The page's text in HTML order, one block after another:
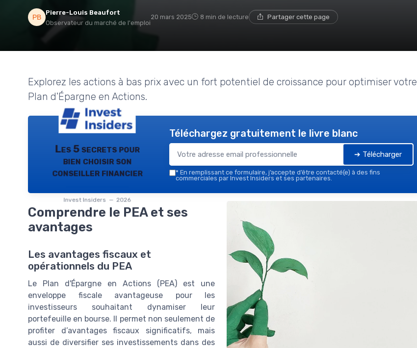
Pierre-Louis Beaufort
Observateur du marché de l'emploi
20 mars 2025 8 min de lecture Partager cette page
Explorez les actions à bas prix avec un fort potentiel de croissance pour optimiser votre
Plan d'Épargne en Actions.
Les 5 secrets pour
bien choisir son
conseiller financier
Invest Insiders — 2026
Téléchargez gratuitement le livre blanc
➔ Télécharger
* En remplissant ce formulaire, j’accepte d’être contacté(e) à des fins
commerciales par Invest Insiders et ses partenaires.
Comprendre le PEA et ses
avantages
Les avantages fiscaux et
opérationnels du PEA
Le Plan d'Épargne en Actions (PEA) est une
enveloppe fiscale avantageuse pour les
investisseurs souhaitant dynamiser leur
portefeuille en bourse. Il permet non seulement de
profiter d’avantages fiscaux significatifs, mais
aussi de diversifier ses investissements dans des